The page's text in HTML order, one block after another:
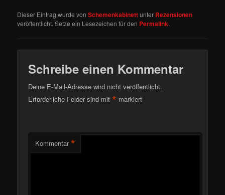
Dieser Eintrag wurde vonSchemenkabinettunter Rezensionen
veröffentlicht. Setze ein Lesezeichen für den Permalink.
Schreibe einen Kommentar
Deine E-Mail-Adresse wird nicht veröffentlicht.
Erforderliche Felder sind mit* markiert
Kommentar *